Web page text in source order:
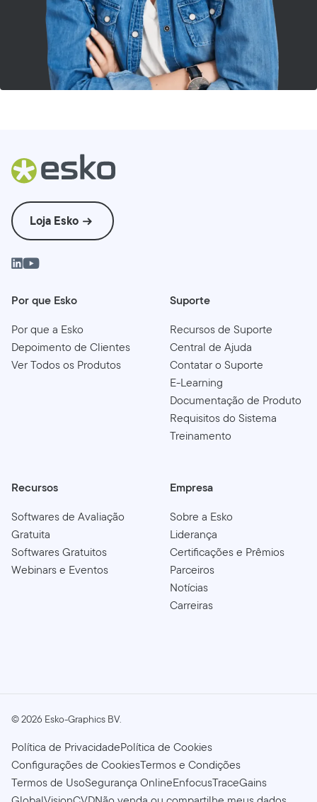
Loja Esko
Por que Esko
Por que a Esko
Depoimento de Clientes
Ver Todos os Produtos
Suporte
Recursos de Suporte
Central de Ajuda
Contatar o Suporte
E-Learning
Documentação de Produto
Requisitos do Sistema
Treinamento
Recursos
Softwares de Avaliação
Gratuita
Softwares Gratuitos
Webinars e Eventos
Empresa
Sobre a Esko
Liderança
Certificações e Prêmios
Parceiros
Notícias
Carreiras
©2026 Esko-Graphics BV.
Política de PrivacidadePolítica de Cookies
Configurações de CookiesTermos e Condições
Termos de UsoSegurança OnlineEnfocusTraceGains